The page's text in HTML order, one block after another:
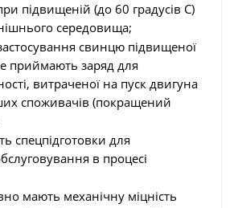
підвищеній (до 60 градусів С)
середовища;
свинцю підвищеної
приймають заряд для
витраченої на пуск двигуна
споживачів (покращений
спецпідготовки для
в процесі
мають механічну міцність